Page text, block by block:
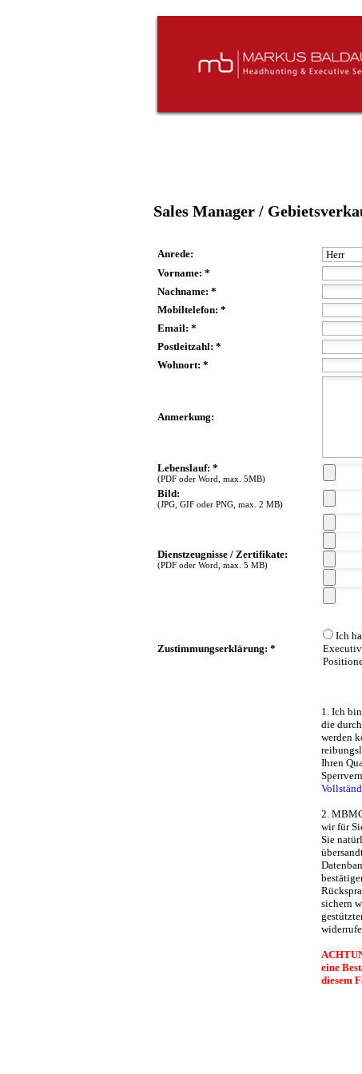
Sales Manager /
Anrede:
Vorname: *
Nachname: *
Mobiltelefon: *
Email: *
Postleitzahl: *
Wohnort: *
Anmerkung:
Lebenslauf: *
(PDF oder Word, max. 5MB)
Bild:
(JPG, GIF oder PNG, max. 2 MB)
Dienstzeugnisse / Zertifikate:
(PDF oder Word, max. 5 MB)
Zustimmungserklärung: *
Ich
1. Ich
die
werden
Ihren
2.
wir für
Sie
sichern
eine
diesem